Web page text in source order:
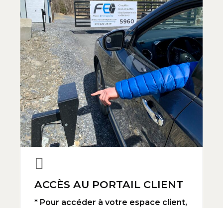
ACCÈS AU PORTAIL CLIENT
* Pour accéder à votre espace client,